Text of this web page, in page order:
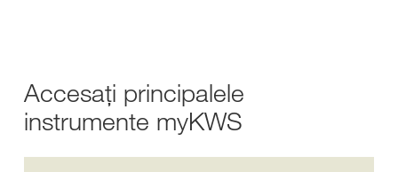
Accesaţi principalele
instrumente myKWS